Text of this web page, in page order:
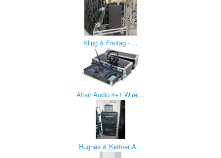
Kling & Freitag - ...
Altair Audio 4+1 Wirel...
Hughes & Kettner A...